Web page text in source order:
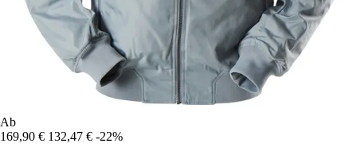
Ab
169,90 € 132,47 € -22%